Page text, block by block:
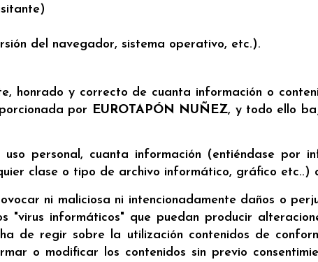
del navegador, sistema operativo, etc.).
honrado y correcto de cuanta información o
por EUROTAPÓN NUÑEZ, y todo ello
personal, cuanta información (entiéndase por
clase o tipo de archivo informático, gráfico etc..)
ni maliciosa ni intencionadamente daños o
"virus informáticos" que puedan producir
de regir sobre la utilización contenidos de
o modificar los contenidos sin previo